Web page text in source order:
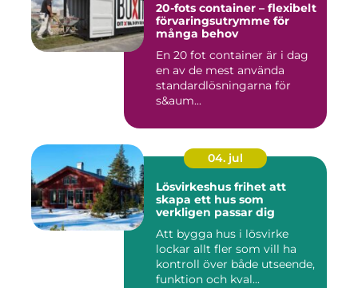
20-fots container – flexibelt
förvaringsutrymme för
många behov
En 20 fot container är i dag
en av de mest använda
standardlösningarna för
s&aum...
04. jul
Lösvirkeshus frihet att
skapa ett hus som
verkligen passar dig
Att bygga hus i lösvirke
lockar allt fler som vill ha
kontroll över både utseende,
funktion och kval...